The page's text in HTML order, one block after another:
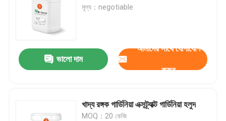
মূল্য：negotiable
ভালো দাম
আমাদের সাথে যোগাযোগ
করুন
খাদ্য রঙ্গক গার্ডিনিয়া এক্সট্র্যাক্ট গার্ডিনিয়া হলুদ
MOQ：20 কেজি